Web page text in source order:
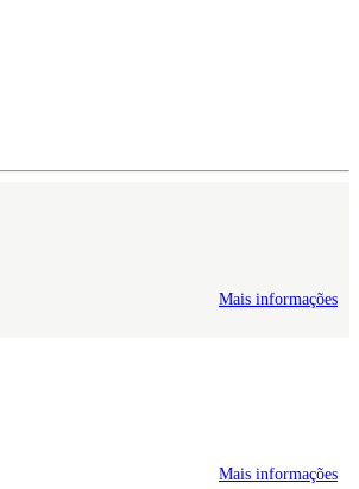
Mais informações
Mais informações